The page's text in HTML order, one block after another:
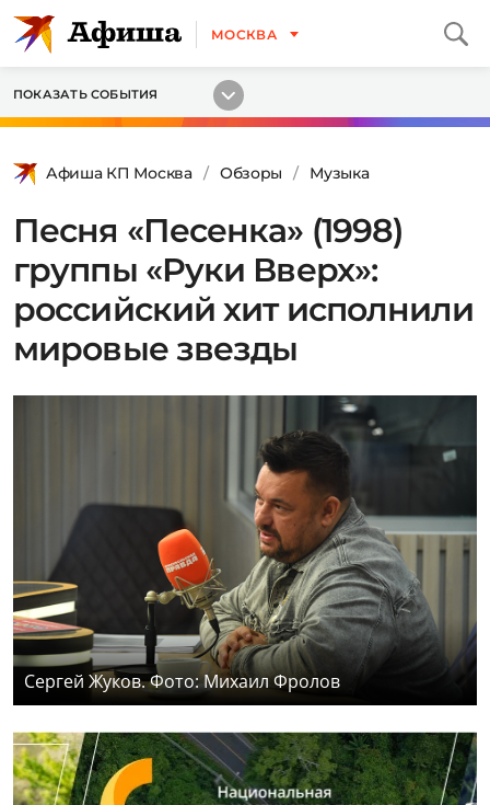
МОСКВА
ПОКАЗАТЬ СОБЫТИЯ
Афиша КП Москва Обзоры Музыка
Песня «Песенка» (1998)
группы «Руки Вверх»:
российский хит исполнили
мировые звезды
Сергей Жуков. Фото: Михаил Фролов